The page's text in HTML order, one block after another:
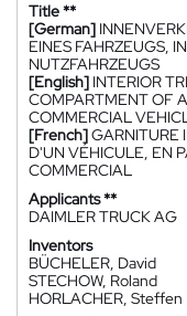
Title **
[German]
EINES FAHRZEUGS,
NUTZFAHRZEUGS
[English] INTERIOR
COMPARTMENT OF
COMMERCIAL
[French]GARNITURE
D'UN VÉHICULE, EN
COMMERCIAL
Applicants **
DAIMLER TRUCK AG
Inventors
BÜCHELER, David
STECHOW, Roland
HORLACHER, Steffen